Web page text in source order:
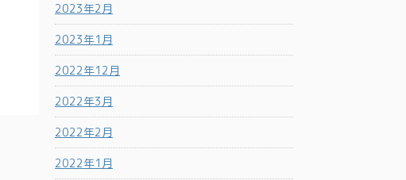
2023年2月
2023年1月
2022年12月
2022年3月
2022年2月
2022年1月